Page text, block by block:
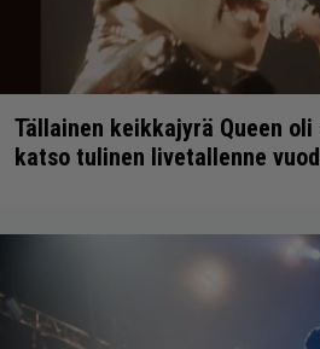
Tällainen keikkajyrä Queen oli
katso tulinen livetallenne